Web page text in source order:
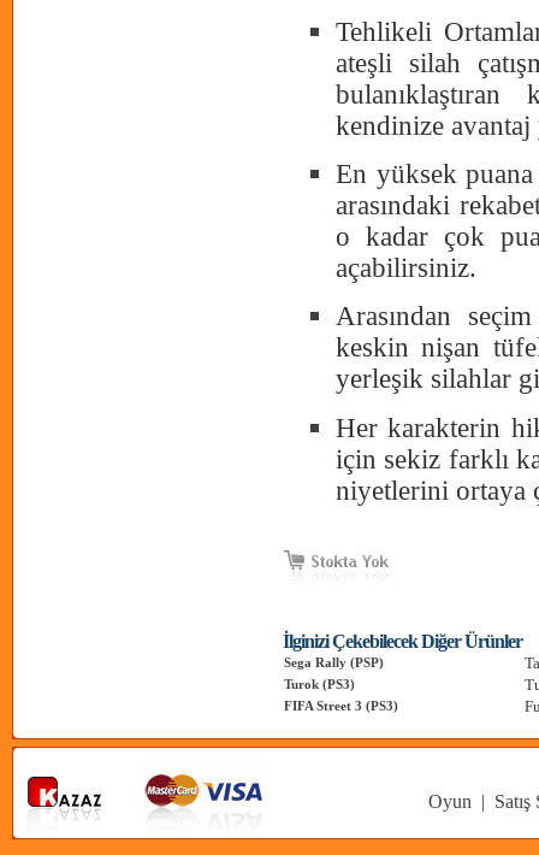
Tehlikeli
ateşli silah
kendinize avantaj
En yüksek
arasındaki
o kadar çok
açabilirsiniz.
Arasından
keskin nişan
yerleşik silahlar
Her karakterin
için sekiz farklı
niyetlerini ortaya
İlginizi Çekebilecek Diğer Ürünler
Sega Rally (PSP)
Turok (PS3)
FIFA Street 3 (PS3)
Oyun |